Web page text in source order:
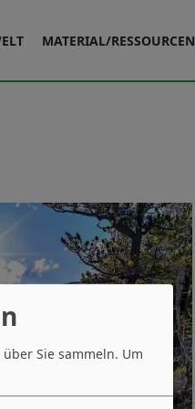
MATERIAL/RESSOURCEN
Sie sammeln. Um